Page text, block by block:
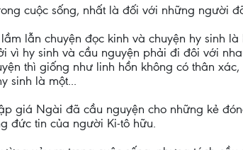
cuộc sống, nhất là đối với những người
lẫn chuyện đọc kinh và chuyện hy sinh
vì hy sinh và cầu nguyện phải đi đôi với
thì giống như linh hồn không có thân
sinh là một...
giá Ngài đã cầu nguyện cho những kẻ
đức tin của người Ki-tô hữu.